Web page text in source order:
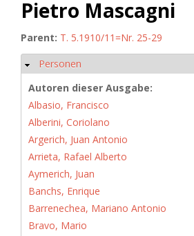
Pietro Mascagni
Parent: T. 5.1910/11=Nr. 25-29
Ausblenden
Personen
Autoren dieser Ausgabe:
Albasio, Francisco
Alberini, Coriolano
Argerich, Juan Antonio
Arrieta, Rafael Alberto
Aymerich, Juan
Banchs, Enrique
Barrenechea, Mariano Antonio
Bravo, Mario